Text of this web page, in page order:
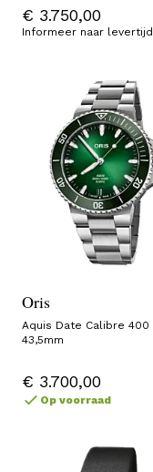
€ 3.750,00
Informeer naar levertijd
Oris
Aquis Date Calibre 400
43,5mm
€ 3.700,00
Op voorraad